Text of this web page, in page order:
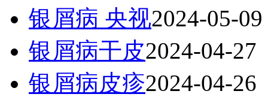
银屑病 央视2024-05-09
银屑病干皮2024-04-27
银屑病皮疹2024-04-26